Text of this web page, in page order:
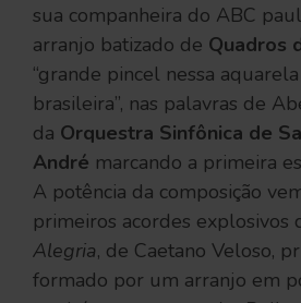
sua companheira do ABC
arranjo batizado de Quadros
“grande pincel nessa
brasileira”, nas palavras de
da Orquestra Sinfônica de
André marcando a primeira
A potência da composição
primeiros acordes explosivos
Alegria, de Caetano Veloso,
formado por um arranjo em